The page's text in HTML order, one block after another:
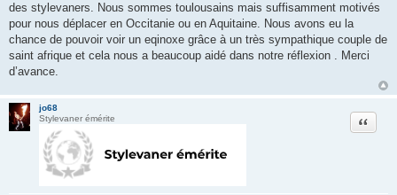
g
e
des stylevaners. Nous sommes toulousains mais suffisamment motivés
pour nous déplacer en Occitanie ou en Aquitaine. Nous avons eu la
chance de pouvoir voir un eqinoxe grâce à un très sympathique couple de
saint afrique et cela nous a beaucoup aidé dans notre réflexion . Merci
d’avance.
jo68
Stylevaner émérite
Citation